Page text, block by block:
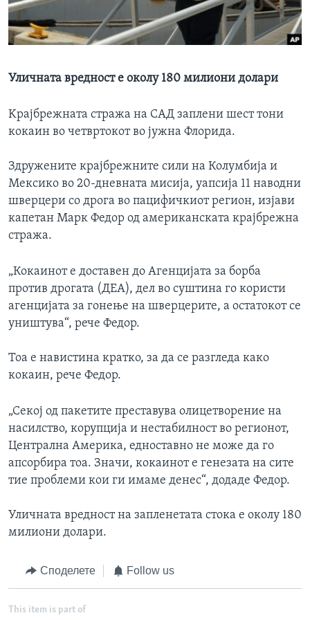
Јазици
Уличната вредност е околу 180 милиони долари
Kрајбрежната стража на САД заплени шест тони
кокаин во четвртокот во јужна Флорида.
Здружените крајбрежните сили на Колумбија и
Мексико во 20-дневната мисија, уапсија 11 наводни
шверцери со дрога во пацифичкиот регион, изјави
капетан Марк Федор од американската крајбрежна
стража.
„Кокаинот е доставен до Агенцијата за борба
против дрогата (ДЕА), дел во суштина го користи
агенцијата за гонење на шверцерите, а остатокот се
уништува“, рече Федор.
Тоа е навистина кратко, за да се разгледа како
кокаин, рече Федор.
„Секој од пакетите преставува олицетворение на
насилство, корупција и нестабилност во регионот,
Централна Америка, едноставно не може да го
апсорбира тоа. Значи, кокаинот е генезата на сите
тие проблеми кои ги имаме денес“, додаде Федор.
Уличната вредност на запленетата стока е околу 180
милиони долари.
Споделете Follow us
This item is part of